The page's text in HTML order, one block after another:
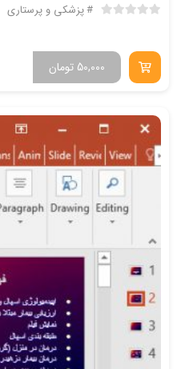
پزشکی و پرستاری
تومان 50,000